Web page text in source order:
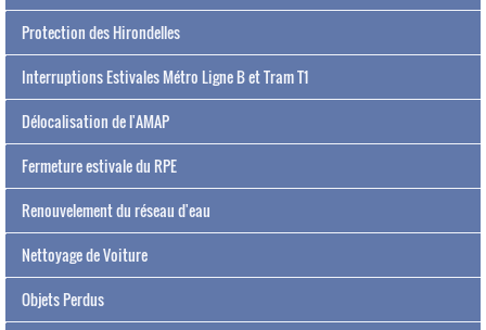
Protection des Hirondelles
Interruptions Estivales Métro Ligne B et Tram T1
Délocalisation de l'AMAP
Fermeture estivale du RPE
Renouvelement du réseau d'eau
Nettoyage de Voiture
Objets Perdus